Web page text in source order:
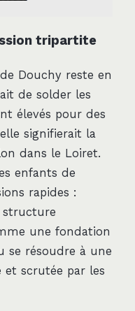
tripartite
Douchy reste en
de solder les
élevés pour des
signifierait la
dans le Loiret.
enfants de
rapides :
structure
une fondation
se résoudre à une
et scrutée par les